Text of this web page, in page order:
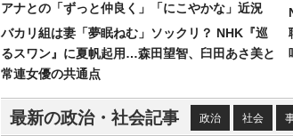
アナとの「ずっと仲良く」「にこやかな」近況
バカリ組は妻「夢眠ねむ」ソックリ？ NHK『巡
るスワン』に夏帆起用…森田望智、臼田あさ美と
常連女優の共通点
最新の政治・社会記事 政治 社会